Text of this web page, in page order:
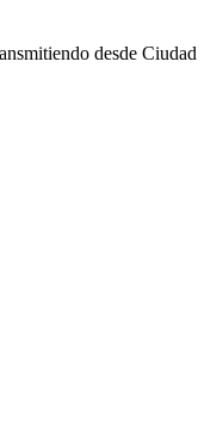
desde Ciudad